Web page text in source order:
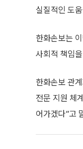
실질적인 도
한화손보는
사회적 책임
한화손보 관
전문 지원 체
어가겠다”고